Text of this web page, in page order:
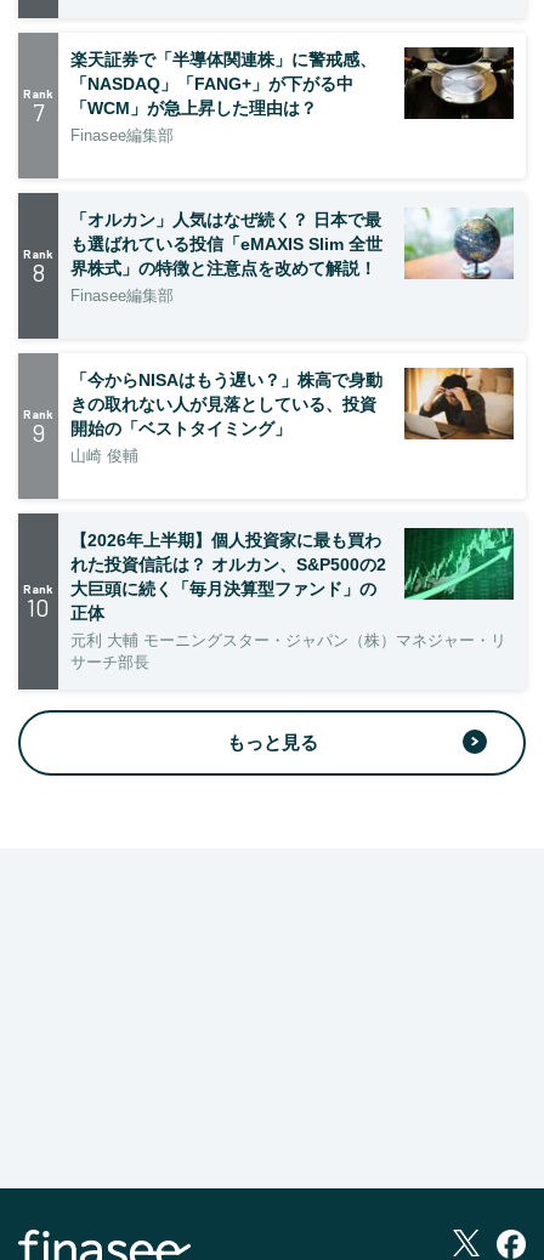
Rank
7
楽天証券で「半導体関連株」に警戒感、
「NASDAQ」「FANG+」が下がる中
「WCM」が急上昇した理由は？
Finasee編集部
Rank
8
「オルカン」人気はなぜ続く？ 日本で最
も選ばれている投信「eMAXIS Slim 全世
界株式」の特徴と注意点を改めて解説！
Finasee編集部
Rank
9
「今からNISAはもう遅い？」株高で身動
きの取れない人が見落としている、投資
開始の「ベストタイミング」
山崎 俊輔
Rank
10
【2026年上半期】個人投資家に最も買わ
れた投資信託は？ オルカン、S&P500の2
大巨頭に続く「毎月決算型ファンド」の
正体
元利 大輔 モーニングスター・ジャパン（株）マネジャー・リ
サーチ部長
もっと見る